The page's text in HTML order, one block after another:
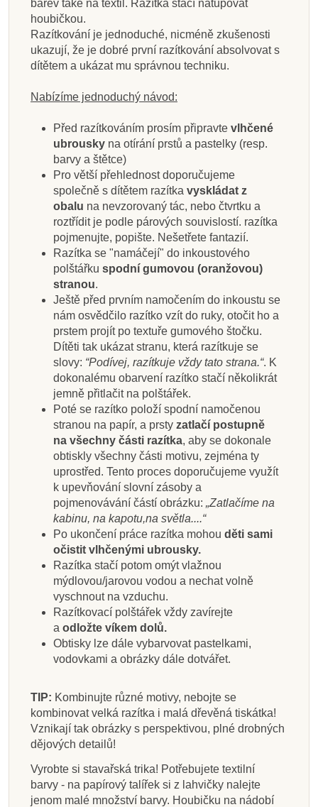
barev také na textil. Razítka stačí natupovat
houbičkou.
Razítkování je jednoduché, nicméně zkušenosti
ukazují, že je dobré první razítkování absolvovat s
dítětem a ukázat mu správnou techniku.
Nabízíme jednoduchý návod:
Před razítkováním prosím připravte vlhčené
ubrousky na otírání prstů a pastelky (resp.
barvy a štětce)
Pro větší přehlednost doporučujeme
společně s dítětem razítka vyskládat z
obalu na nevzorovaný tác, nebo čtvrtku a
roztřídit je podle párových souvislostí. razítka
pojmenujte, popište. Nešetřete fantazií.
Razítka se "namáčejí" do inkoustového
polštářku spodní gumovou (oranžovou)
stranou.
Ještě před prvním namočením do inkoustu se
nám osvědčilo razítko vzít do ruky, otočit ho a
prstem projít po textuře gumového štočku.
Dítěti tak ukázat stranu, která razítkuje se
slovy: “Podívej, razítkuje vždy tato strana.“. K
dokonalému obarvení razítko stačí několikrát
jemně přitlačit na polštářek.
Poté se razítko položí spodní namočenou
stranou na papír, a prsty zatlačí postupně
na všechny části razítka, aby se dokonale
obtiskly všechny části motivu, zejména ty
uprostřed. Tento proces doporučujeme využít
k upevňování slovní zásoby a
pojmenovávání částí obrázku: „Zatlačíme na
kabinu, na kapotu,na světla....“
Po ukončení práce razítka mohou děti sami
očistit vlhčenými ubrousky.
Razítka stačí potom omýt vlažnou
mýdlovou/jarovou vodou a nechat volně
vyschnout na vzduchu.
Razítkovací polštářek vždy zavírejte
a odložte víkem dolů.
Obtisky lze dále vybarvovat pastelkami,
vodovkami a obrázky dále dotvářet.
TIP: Kombinujte různé motivy, nebojte se
kombinovat velká razítka i malá dřevěná tiskátka!
Vznikají tak obrázky s perspektivou, plné drobných
dějových detailů!
Vyrobte si stavařská trika! Potřebujete textilní
barvy - na papírový talířek si z lahvičky nalejte
jenom malé množství barvy. Houbičku na nádobí